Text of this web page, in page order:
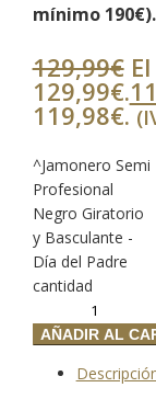
mínimo 190€).
129,99€
129,99€.
119,98€.
^Jamonero Semi
Profesional
Negro Giratorio
y Basculante -
Día del Padre
cantidad
AÑADIR AL